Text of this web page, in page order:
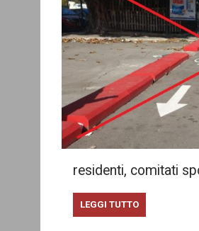
residenti, comitati
LEGGI TUTTO